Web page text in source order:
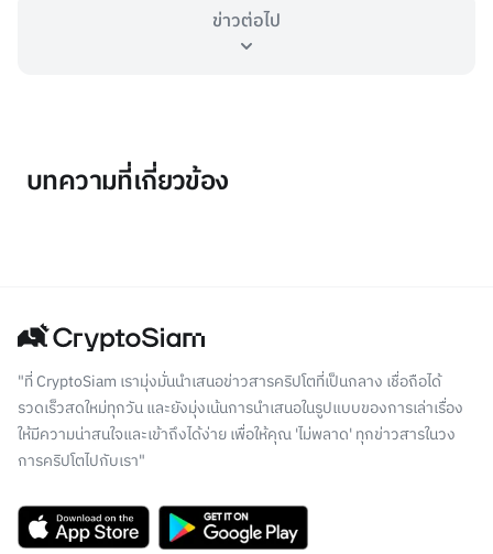
ข่าวต่อไป
บทความที่เกี่ยวข้อง
"ที่ CryptoSiam เรามุ่งมั่นนำเสนอข่าวสารคริปโตที่เป็นกลาง เชื่อถือได้
รวดเร็วสดใหม่ทุกวัน และยังมุ่งเน้นการนำเสนอในรูปแบบของการเล่าเรื่อง
ให้มีความน่าสนใจและเข้าถึงได้ง่าย เพื่อให้คุณ 'ไม่พลาด' ทุกข่าวสารในวง
การคริปโตไปกับเรา"